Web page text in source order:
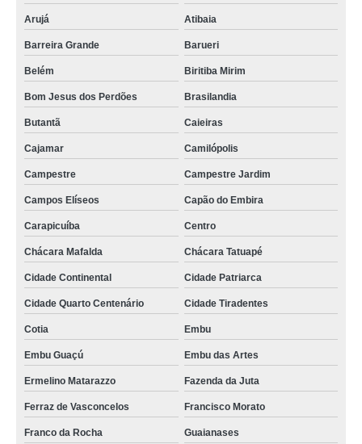
batedeira de manteiga elétrica orçamento Nova Venécia
batedeira de manteiga VILA PAULO SILAS
empresa de desnatadeira e batedeira de manteiga VL MAFRA
batedeira de manteiga orçamento Jardins
batedeira de manteiga orçamento VILA PIMETEL
empresa de batedeira para manteiga Cidade Continental
qual o preço de batedeira de manteiga elétrica VL MAFRA
batedeira de manteiga 50 kg orçamento Campos dos Goytacazes
batedeira para manteiga orçamento São Nicolau
qual o preço de batedeira de manteiga industrial Arapiraca
batedeira de manteiga industrial Toledo
batedeira manteiga industrial Belford Roxo
qual o preço de batedeira manteiga Jardim Iva
Arujá Atibaia
Barreira Grande Barueri
Belém Biritiba Mirim
Bom Jesus dos Perdões Brasilandia
Butantã Caieiras
Cajamar Camilópolis
Campestre Campestre Jardim
Campos Elíseos Capão do Embira
Carapicuíba Centro
Chácara Mafalda Chácara Tatuapé
Cidade Continental Cidade Patriarca
Cidade Quarto Centenário Cidade Tiradentes
Cotia Embu
Embu Guaçú Embu das Artes
Ermelino Matarazzo Fazenda da Juta
Ferraz de Vasconcelos Francisco Morato
Franco da Rocha Guaianases